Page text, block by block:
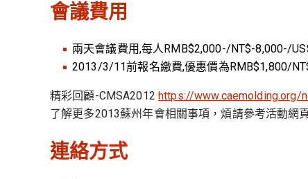
會議費用
兩天會議費用,每人RMB$2,000-/NT$-8,000-/
2013/3/11前報名繳費,優惠價為RMB$1,800/
精彩回顧-CMSA2012 https://
了解更多2013蘇州年會相關事項，煩請參考活動網頁
連絡方式